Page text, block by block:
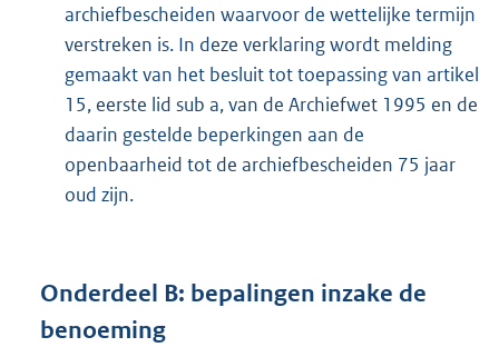
archiefbescheiden waarvoor de wettelijke termijn
verstreken is. In deze verklaring wordt melding
gemaakt van het besluit tot toepassing van artikel
15, eerste lid sub a, van de Archiefwet 1995 en de
daarin gestelde beperkingen aan de
openbaarheid tot de archiefbescheiden 75 jaar
oud zijn.
Onderdeel B: bepalingen inzake de
benoeming